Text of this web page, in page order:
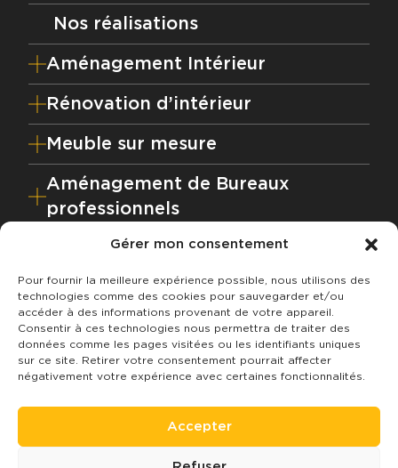
Gérer mon consentement
Pour fournir la meilleure expérience possible, nous utilisons des
technologies comme des cookies pour sauvegarder et/ou
accéder à des informations provenant de votre appareil.
Consentir à ces technologies nous permettra de traiter des
données comme les pages visitées ou les identifiants uniques
sur ce site. Retirer votre consentement pourrait affecter
négativement votre expérience avec certaines fonctionnalités.
Accepter
Nos réalisations
Aménagement Intérieur
Rénovation d’intérieur
Meuble sur mesure
Aménagement de Bureaux
professionnels
Votre projet en 4 étapes
BLOG
CONTACT
NOUS RECRUTONS
DEVENIR LICENCIÉ